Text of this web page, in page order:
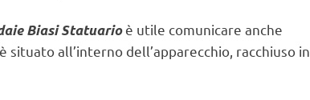
Biasi Statuarioè utile comunicare anche
situato all’interno dell’apparecchio, racchiuso in